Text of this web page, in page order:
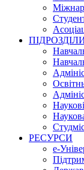
РЕСУРСИ
е-